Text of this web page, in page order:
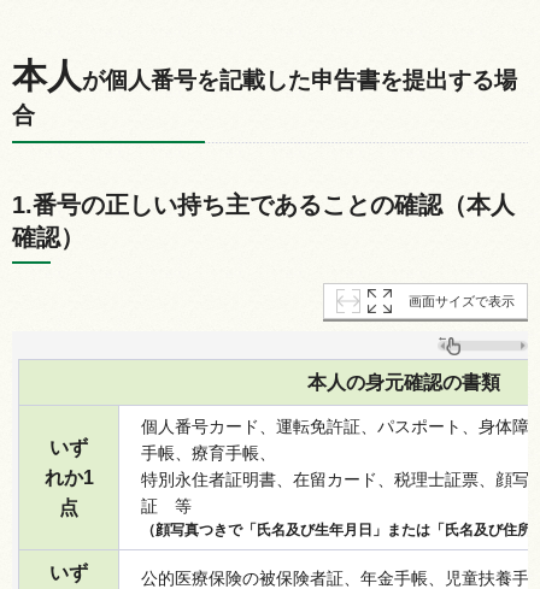
本人が個人番号を記載した申告書を提出する場
合
1.番号の正しい持ち主であることの確認（本人
確認）
画面サイズで表示
本人の身元確認の書類
いず
れか1
点
個人番号カード、運転免許証、パスポート、身体障
手帳、療育手帳、
特別永住者証明書、在留カード、税理士証票、顔写
証
等
（顔写真つきで「氏名及び生年月日」または「氏名及び住
いず
公的医療保険の被保険者証、年金手帳、児童扶養手